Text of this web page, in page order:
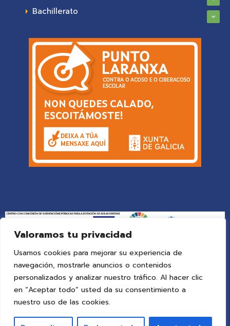
Valoramos tu privacidad
Usamos cookies para mejorar su experiencia de
navegación, mostrarle anuncios o contenidos
personalizados y analizar nuestro tráfico. Al hacer clic
en “Aceptar todo” usted da su consentimiento a
nuestro uso de las cookies.
Bachillerato
© 2025 Colegio Vigoby ideaspropias publicidad&web
Todos los derechos reservados.
Aviso Legal